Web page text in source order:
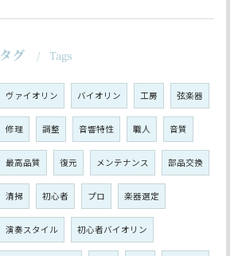
タグ Tags
ヴァイオリン バイオリン 工房 弦楽器
修理 調整 音響特性 職人 音質
最高品質 復元 メンテナンス 部品交換
清掃 初心者 プロ 楽器選定
演奏スタイル 初心者バイオリン